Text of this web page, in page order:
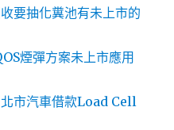
要抽化糞池有未上市的
煙彈方案未上市應用
市汽車借款Load Cell